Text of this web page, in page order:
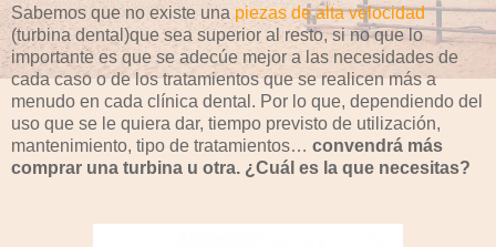
Sabemos que no existe unapiezas de alta velocidad
(turbina dental)que sea superior al resto, si no que lo
importante es que se adecúe mejor a las necesidades de
cada caso o de los tratamientos que se realicen más a
menudo en cada clínica dental. Por lo que, dependiendo del
uso que se le quiera dar, tiempo previsto de utilización,
mantenimiento, tipo de tratamientos… convendrá más
comprar una turbina u otra. ¿Cuál es la que necesitas?